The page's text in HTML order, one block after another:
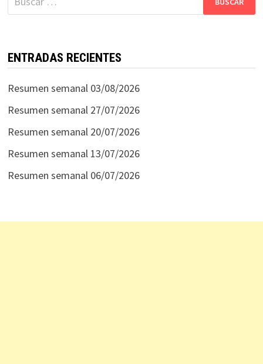
ENTRADAS RECIENTES
Resumen semanal 03/08/2026
Resumen semanal 27/07/2026
Resumen semanal 20/07/2026
Resumen semanal 13/07/2026
Resumen semanal 06/07/2026